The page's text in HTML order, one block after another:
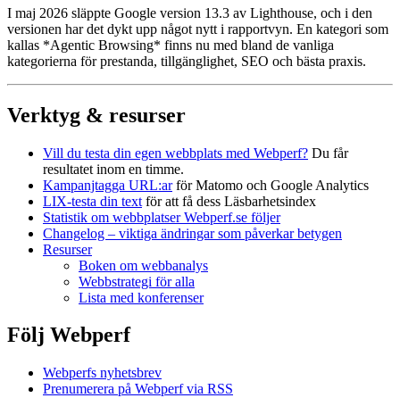
I maj 2026 släppte Google version 13.3 av Lighthouse, och i den
versionen har det dykt upp något nytt i rapportvyn. En kategori som
kallas *Agentic Browsing* finns nu med bland de vanliga
kategorierna för prestanda, tillgänglighet, SEO och bästa praxis.
Verktyg & resurser
Vill du testa din egen webbplats med Webperf? Du får
resultatet inom en timme.
Kampanjtagga URL:arför Matomo och Google Analytics
LIX-testa din text för att få dess Läsbarhetsindex
Statistik om webbplatser Webperf.se följer
Changelog – viktiga ändringar som påverkar betygen
Resurser
Boken om webbanalys
Webbstrategi för alla
Lista med konferenser
Följ Webperf
Webperfs nyhetsbrev
Prenumerera på Webperf via RSS